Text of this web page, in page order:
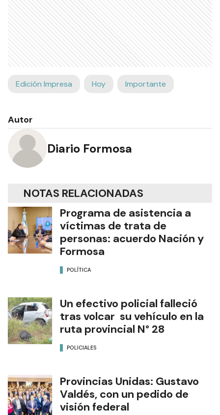
Edición Impresa Hoy Importante
Autor
Diario Formosa
NOTAS RELACIONADAS
Programa de asistencia a
víctimas de trata de
personas: acuerdo Nación y
Formosa
POLÍTICA
Un efectivo policial falleció
tras volcar su vehículo en la
ruta provincial N° 28
POLICIALES
Provincias Unidas: Gustavo
Valdés, con un pedido de
visión federal